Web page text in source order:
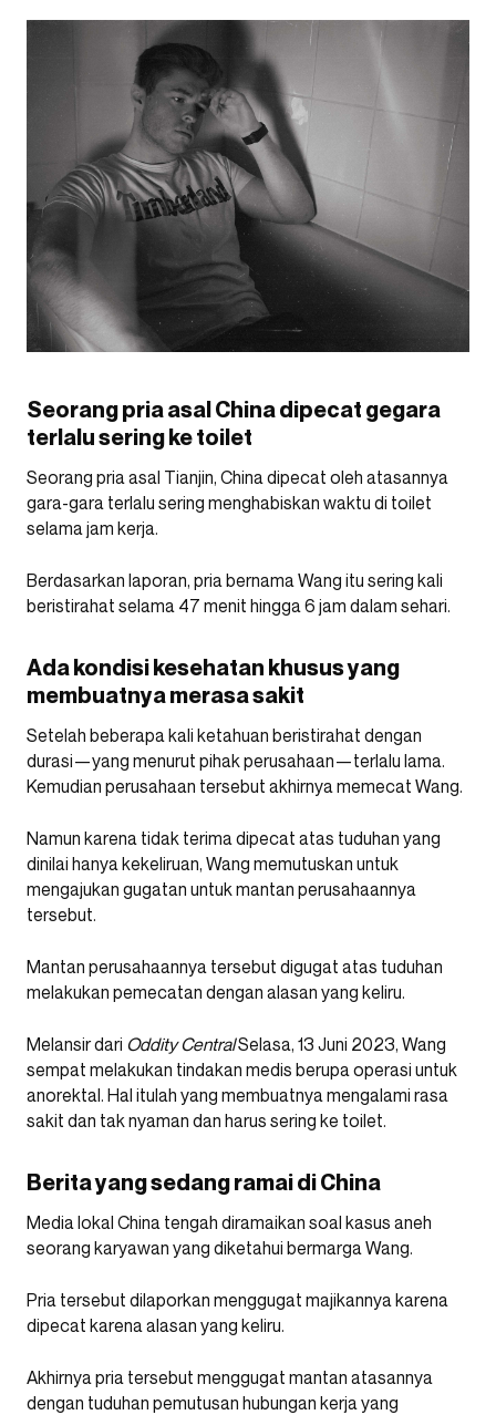
Seorang pria asal China dipecat gegara
terlalu sering ke toilet
Seorang pria asal Tianjin, China dipecat oleh atasannya
gara-gara terlalu sering menghabiskan waktu di toilet
selama jam kerja.
Berdasarkan laporan, pria bernama Wang itu sering kali
beristirahat selama 47 menit hingga 6 jam dalam sehari.
Ada kondisi kesehatan khusus yang
membuatnya merasa sakit
Setelah beberapa kali ketahuan beristirahat dengan
durasi—yang menurut pihak perusahaan—terlalu lama.
Kemudian perusahaan tersebut akhirnya memecat Wang.
Namun karena tidak terima dipecat atas tuduhan yang
dinilai hanya kekeliruan, Wang memutuskan untuk
mengajukan gugatan untuk mantan perusahaannya
tersebut.
Mantan perusahaannya tersebut digugat atas tuduhan
melakukan pemecatan dengan alasan yang keliru.
Melansir dari Oddity CentralSelasa, 13 Juni 2023, Wang
sempat melakukan tindakan medis berupa operasi untuk
anorektal. Hal itulah yang membuatnya mengalami rasa
sakit dan tak nyaman dan harus sering ke toilet.
Berita yang sedang ramai di China
Media lokal China tengah diramaikan soal kasus aneh
seorang karyawan yang diketahui bermarga Wang.
Pria tersebut dilaporkan menggugat majikannya karena
dipecat karena alasan yang keliru.
Akhirnya pria tersebut menggugat mantan atasannya
dengan tuduhan pemutusan hubungan kerja yang